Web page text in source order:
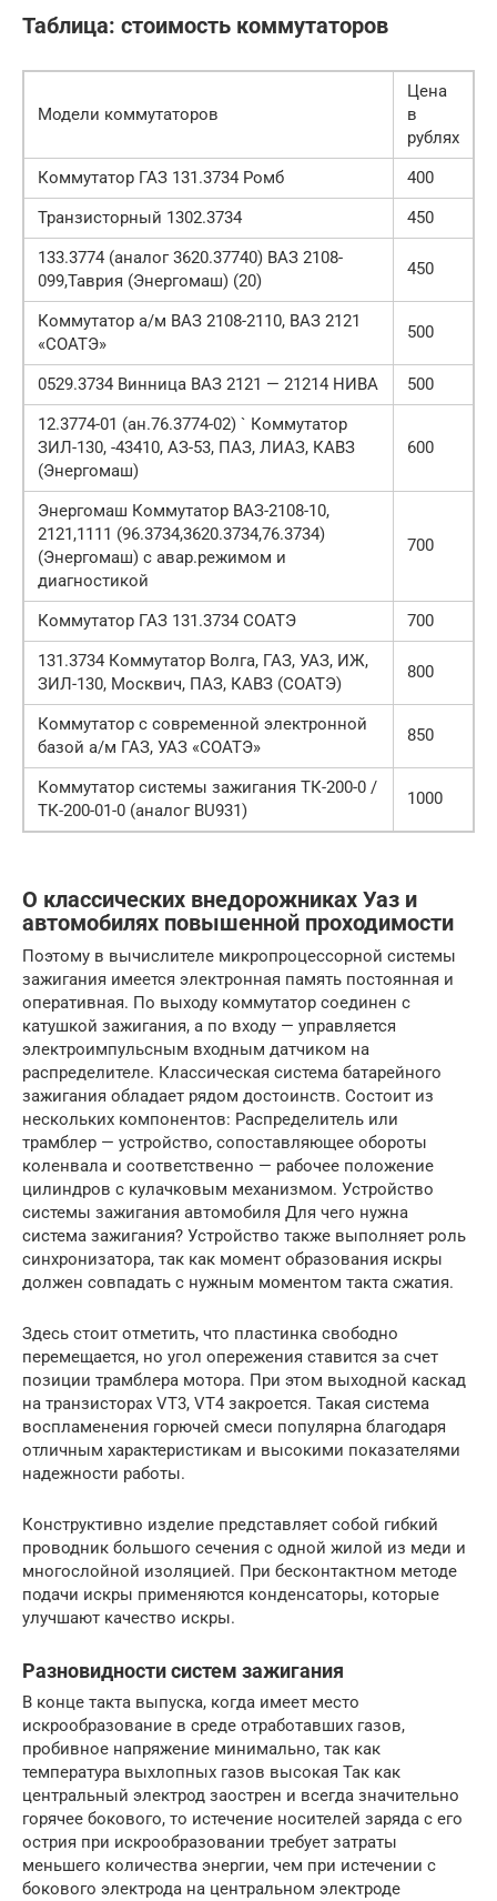
Таблица: стоимость коммутаторов
Модели коммутаторов
Цена
в
рублях
Коммутатор ГАЗ 131.3734 Ромб
400
Транзисторный 1302.3734
450
133.3774 (аналог 3620.37740) ВАЗ 2108-
099,Таврия (Энергомаш) (20)
450
Коммутатор а/м ВАЗ 2108-2110, ВАЗ 2121
«СОАТЭ»
500
0529.3734 Винница ВАЗ 2121 — 21214 НИВА
500
12.3774-01 (ан.76.3774-02) ` Коммутатор
ЗИЛ-130, -43410, АЗ-53, ПАЗ, ЛИАЗ, КАВЗ
(Энергомаш)
600
Энергомаш Коммутатор ВАЗ-2108-10,
2121,1111 (96.3734,3620.3734,76.3734)
(Энергомаш) с авар.режимом и
диагностикой
700
Коммутатор ГАЗ 131.3734 СОАТЭ
700
131.3734 Коммутатор Волга, ГАЗ, УАЗ, ИЖ,
ЗИЛ-130, Москвич, ПАЗ, КАВЗ (СОАТЭ)
800
Коммутатор с современной электронной
базой а/м ГАЗ, УАЗ «СОАТЭ»
850
Коммутатор системы зажигания ТК-200-0 /
ТК-200-01-0 (аналог BU931)
1000
О классических внедорожниках Уаз и
автомобилях повышенной проходимости
Поэтому в вычислителе микропроцессорной системы
зажигания имеется электронная память постоянная и
оперативная. По выходу коммутатор соединен с
катушкой зажигания, а по входу — управляется
электроимпульсным входным датчиком на
распределителе. Классическая система батарейного
зажигания обладает рядом достоинств. Состоит из
нескольких компонентов: Распределитель или
трамблер — устройство, сопоставляющее обороты
коленвала и соответственно — рабочее положение
цилиндров с кулачковым механизмом. Устройство
системы зажигания автомобиля Для чего нужна
система зажигания? Устройство также выполняет роль
синхронизатора, так как момент образования искры
должен совпадать с нужным моментом такта сжатия.
Здесь стоит отметить, что пластинка свободно
перемещается, но угол опережения ставится за счет
позиции трамблера мотора. При этом выходной каскад
на транзисторах VT3, VT4 закроется. Такая система
воспламенения горючей смеси популярна благодаря
отличным характеристикам и высокими показателями
надежности работы.
Конструктивно изделие представляет собой гибкий
проводник большого сечения с одной жилой из меди и
многослойной изоляцией. При бесконтактном методе
подачи искры применяются конденсаторы, которые
улучшают качество искры.
Разновидности систем зажигания
В конце такта выпуска, когда имеет место
искрообразование в среде отработавших газов,
пробивное напряжение минимально, так как
температура выхлопных газов высокая Так как
центральный электрод заострен и всегда значительно
горячее бокового, то истечение носителей заряда с его
острия при искрообразовании требует затраты
меньшего количества энергии, чем при истечении с
бокового электрода на центральном электроде